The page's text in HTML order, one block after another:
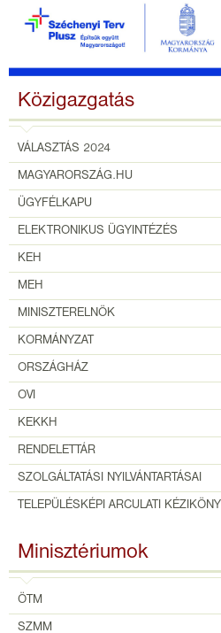
Közigazgatás
VÁLASZTÁS 2024
MAGYARORSZÁG.HU
ÜGYFÉLKAPU
ELEKTRONIKUS ÜGYINTÉZÉS
KEH
MEH
MINISZTERELNÖK
KORMÁNYZAT
ORSZÁGHÁZ
OVI
KEKKH
RENDELETTÁR
SZOLGÁLTATÁSI NYILVÁNTARTÁSAI
TELEPÜLÉSKÉPI ARCULATI KÉZIKÖNY
Minisztériumok
ÖTM
SZMM